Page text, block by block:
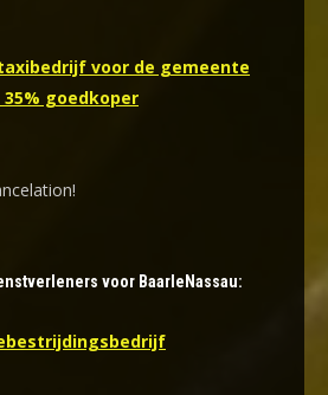
voor de gemeente
goedkoper
voor BaarleNassau: